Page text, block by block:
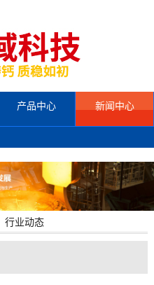
产品中心 新闻中心
行业动态